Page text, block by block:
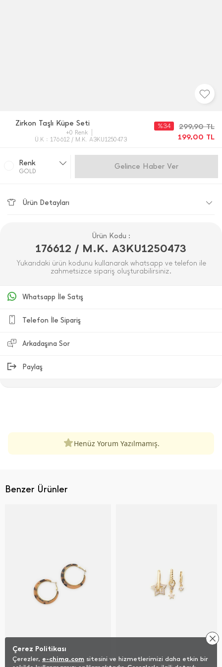
Zirkon Taşlı Küpe Seti
+0 Renk
Ü.K : 176612 / M.K. A3KU1250473
299,90TL
199,00 TL
%34
Renk
GOLD
Gelince Haber Ver
Ürün Detayları
Ürün Kodu :
176612 / M.K. A3KU1250473
Yukarıdaki ürün kodunu kullanarak whatsapp ve telefon ile
zahmetsizce sipariş oluşturabilirsiniz.
Whatsapp İle Satış
Telefon İle Sipariş
Arkadaşına Sor
Paylaş
Henüz Yorum Yazılmamış.
Benzer Ürünler
Çerez Politikası
Çerezler, e-chima.com sitesini ve hizmetlerimizi daha etkin bir